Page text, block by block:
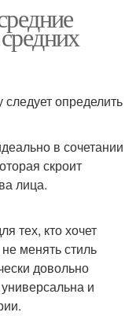
определить
в сочетании
скроит
лица.
тех, кто хочет
менять стиль
довольно
и